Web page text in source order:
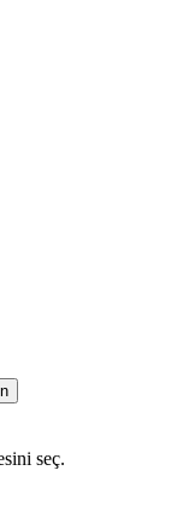
seç.